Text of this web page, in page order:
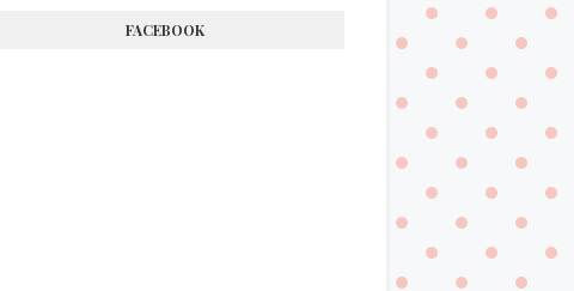
FACEBOOK